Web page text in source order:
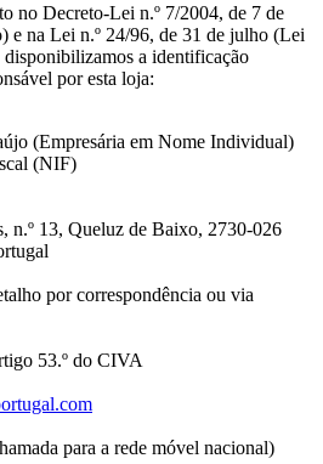
no Decreto-Lei n.º 7/2004, de 7 de
e na Lei n.º 24/96, de 31 de julho (Lei
a identificação
por esta loja:
(Empresária em Nome Individual)
(NIF)
n.º 13, Queluz de Baixo, 2730-026
por correspondência ou via
53.º do CIVA
para a rede móvel nacional)